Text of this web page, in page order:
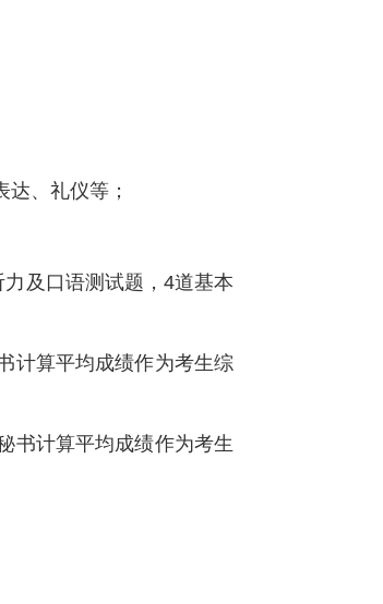
、礼仪等；
及口语测试题，4道基本
计算平均成绩作为考生综
书计算平均成绩作为考生